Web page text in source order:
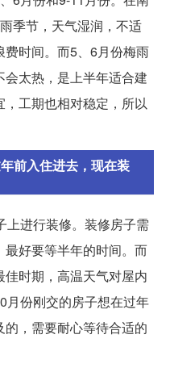
季节，天气湿润，不适
时间。而5、6月份梅雨
太热，是上半年适合建
工期也相对稳定，所以
前入住进去，现在装
上进行装修。装修房子需
好要等半年的时间。而
时期，高温天气对屋内
月份刚交的房子想在过年
，需要耐心等待合适的